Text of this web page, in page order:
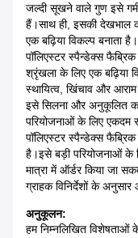
जल्दी सूखने वाले गुण इसे
हैं।साथ ही, इसकी देखभाल
एक बढ़िया विकल्प बनाता है।
पॉलिएस्टर स्पैन्डेक्स
श्रृंखला के लिए एक बढ़िया
स्थायित्व, खिंचाव और
इसे सिलना और अनुकूलित
परियोजनाओं के लिए एकदम
पॉलिएस्टर स्पैन्डेक्स
है।इसे बड़ी परियोजनाओं के
मात्रा में ऑर्डर किया जा
ग्राहक विनिर्देशों के
अनुकूलन:
हम निम्नलिखित विशेषताओं